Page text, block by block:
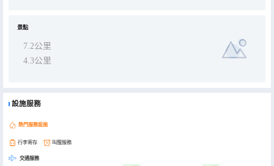
景點
7.2公里
4.3公里
設施服務
熱門服務設施
行李寄存 叫醒服務
交通服務